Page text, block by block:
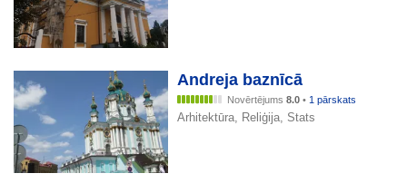
Andreja baznīcā
Novērtējums 8.0 • 1 pārskats
Arhitektūra, Reliģija, Stats